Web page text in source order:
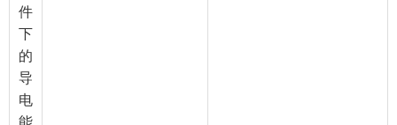
件
下
的
导
电